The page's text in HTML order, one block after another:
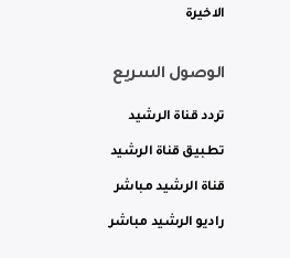
الاخيرة
الوصول السريع
تردد قناة الرشيد
تطبيق قناة الرشيد
قناة الرشيد مباشر
راديو الرشيد مباشر